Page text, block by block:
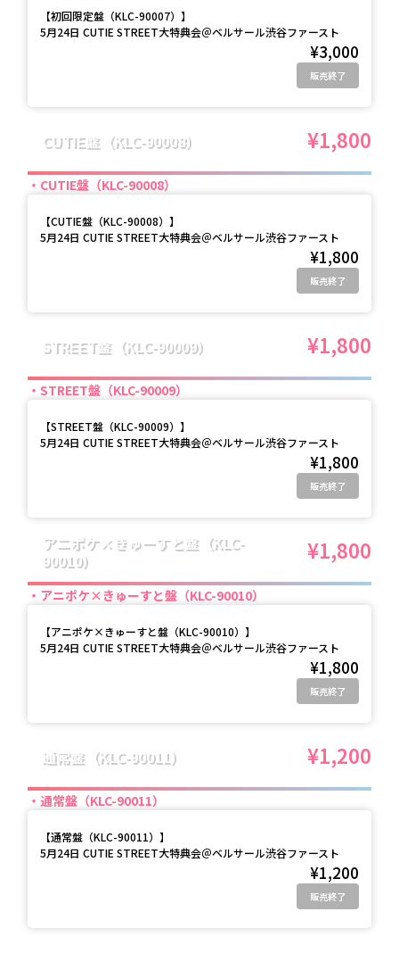
【初回限定盤（KLC-90007） 】
5月24日 CUTIE STREET大特典会＠ベルサール渋谷ファースト
¥3,000
販売終了
CUTIE盤（KLC-90008） ¥1,800
CUTIE盤（KLC-90008）
【CUTIE盤（KLC-90008） 】
5月24日 CUTIE STREET大特典会＠ベルサール渋谷ファースト
¥1,800
販売終了
STREET盤（KLC-90009） ¥1,800
STREET盤（KLC-90009）
【STREET盤（KLC-90009） 】
5月24日 CUTIE STREET大特典会＠ベルサール渋谷ファースト
¥1,800
販売終了
アニポケ×きゅーすと盤（KLC-
90010）
¥1,800
アニポケ×きゅーすと盤（KLC-90010）
【アニポケ×きゅーすと盤（KLC-90010） 】
5月24日 CUTIE STREET大特典会＠ベルサール渋谷ファースト
¥1,800
販売終了
通常盤（KLC-90011） ¥1,200
通常盤（KLC-90011）
【通常盤（KLC-90011） 】
5月24日 CUTIE STREET大特典会＠ベルサール渋谷ファースト
¥1,200
販売終了